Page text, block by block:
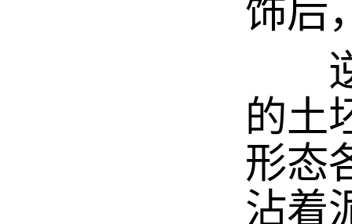
饰后
逆
的土
形态
沾着